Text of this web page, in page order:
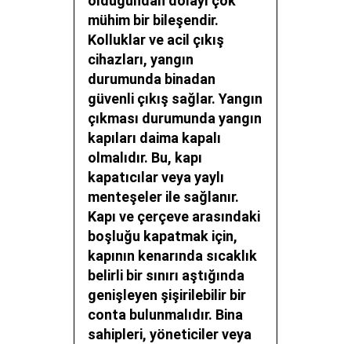
mühim bir bileşendir.
Kolluklar ve acil çıkış
cihazları, yangın
durumunda binadan
güvenli çıkış sağlar. Yangın
çıkması durumunda yangın
kapıları daima kapalı
olmalıdır. Bu, kapı
kapatıcılar veya yaylı
menteşeler ile sağlanır.
Kapı ve çerçeve arasındaki
boşluğu kapatmak için,
kapının kenarında sıcaklık
belirli bir sınırı aştığında
genişleyen şişirilebilir bir
conta bulunmalıdır. Bina
sahipleri, yöneticiler veya